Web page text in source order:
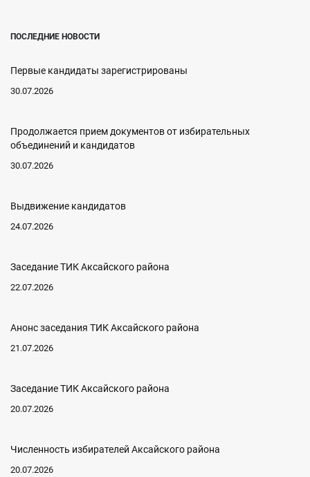
ПОСЛЕДНИЕ НОВОСТИ
Первые кандидаты зарегистрированы
30.07.2026
Продолжается прием документов от избирательных
объединений и кандидатов
30.07.2026
Выдвижение кандидатов
24.07.2026
Заседание ТИК Аксайского района
22.07.2026
Анонс заседания ТИК Аксайского района
21.07.2026
Заседание ТИК Аксайского района
20.07.2026
Численность избирателей Аксайского района
20.07.2026